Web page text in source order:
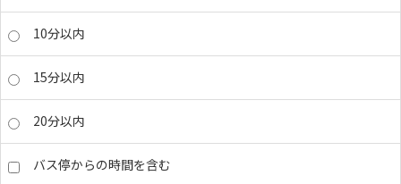
10分以内
15分以内
20分以内
バス停からの時間を含む